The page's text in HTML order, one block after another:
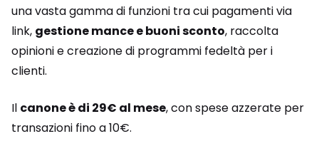
una vasta gamma di funzioni tra cui pagamenti via
link, gestione mance e buoni sconto, raccolta
opinioni e creazione di programmi fedeltà per i
clienti.
Il canone è di 29€ al mese, con spese azzerate per
transazioni fino a 10€.